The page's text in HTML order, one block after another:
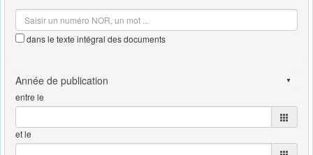
dans le texte intégral des documents
entre le
et le